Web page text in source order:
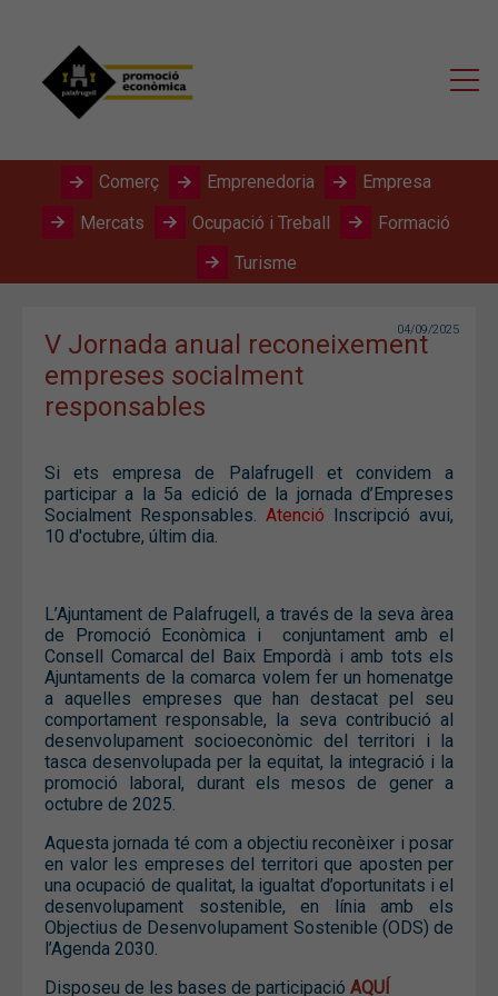
Comerç Emprenedoria
Empresa
Mercats
Ocupació i Treball
Formació
Turisme
V Jornada anual reconeixement
empreses socialment
responsables
04/09/2025
Si ets empresa de Palafrugell et convidem a
participar a la 5a edició de la jornada d’Empreses
Socialment Responsables. Atenció Inscripció avui,
10 d'octubre, últim dia.
L’Ajuntament de Palafrugell, a través de la seva àrea
de Promoció Econòmica i conjuntament amb el
Consell Comarcal del Baix Empordà i amb tots els
Ajuntaments de la comarca volem fer un homenatge
a aquelles empreses que han destacat pel seu
comportament responsable, la seva contribució al
desenvolupament socioeconòmic del territori i la
tasca desenvolupada per la equitat, la integració i la
promoció laboral, durant els mesos de gener a
octubre de 2025.
Aquesta jornada té com a objectiu reconèixer i posar
en valor les empreses del territori que aposten per
una ocupació de qualitat, la igualtat d’oportunitats i el
desenvolupament sostenible, en línia amb els
Objectius de Desenvolupament Sostenible (ODS) de
l’Agenda 2030.
Disposeu de les bases de participació AQUÍ